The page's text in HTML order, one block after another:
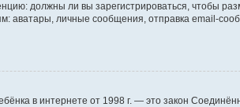
должны ли вы зарегистрироваться, чтобы
личные сообщения, отправка email-
в интернете от 1998 г. — это закон